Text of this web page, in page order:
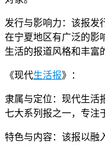
发行与影响力：该报发
在宁夏地区有广泛的影
生活的报道风格和丰富
《现代生活报》：
隶属与定位：现代生活
七大系列报之一，专注
特色与内容：该报以融